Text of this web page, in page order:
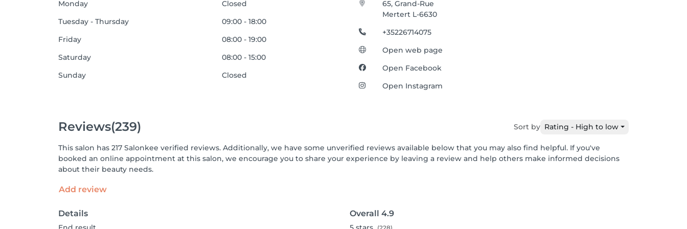
Monday
Closed
Tuesday - Thursday
09:00 - 18:00
Friday
08:00 - 19:00
Saturday
08:00 - 15:00
Sunday
Closed
65, Grand-Rue
Mertert L-6630
+35226714075
Open web page
Open Facebook
Open Instagram
Reviews(239) Sort by Rating - High to low
This salon has 217 Salonkee verified reviews. Additionally, we have some unverified reviews available below that you may also find helpful. If you've
booked an online appointment at this salon, we encourage you to share your experience by leaving a review and help others make informed decisions
about their beauty needs.
Add review
Details Overall 4.9